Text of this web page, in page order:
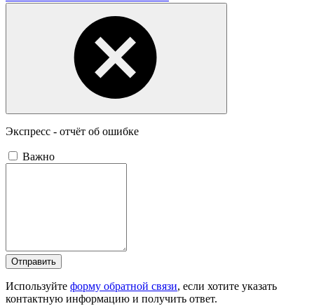
Экспресс - отчёт об ошибке
Важно
Отправить
Используйте форму обратной связи, если хотите указать
контактную информацию и получить ответ.